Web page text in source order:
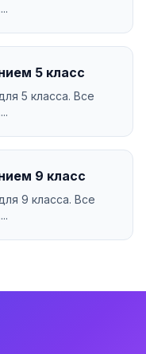
5 класс
5 класса. Все
9 класс
9 класса. Все